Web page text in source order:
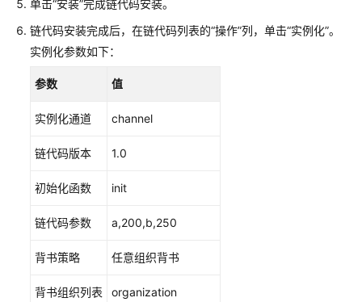
单击“安装”完成链代码安装。
链代码安装完成后，在链代码列表的“操作”列，单击“实例化”。
实例化参数如下：
参数 值
实例化通道 channel
链代码版本 1.0
初始化函数 init
链代码参数 a,200,b,250
背书策略 任意组织背书
背书组织列表 organization